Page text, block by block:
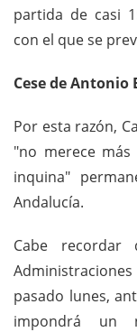
partida de casi
con el que se
Cese de Antonio
Por esta razón,
"no merece
inquina"
Andalucía.
Cabe
pasado lunes,
impondrá un